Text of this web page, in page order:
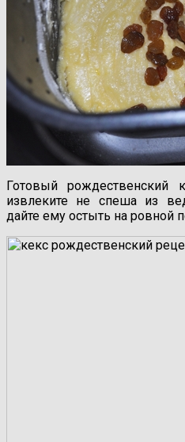
Готовый
извлеките не спеша из
дайте ему остыть на ровной